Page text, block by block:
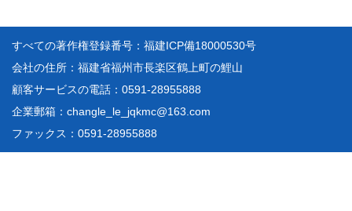
すべての著作権登録番号：福建ICP備18000530号
会社の住所：福建省福州市長楽区鶴上町の鯉山
顧客サービスの電話：0591-28955888
企業郵箱：changle_le_jqkmc@163.com
ファックス：0591-28955888